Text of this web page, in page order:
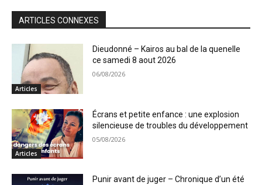
ARTICLES CONNEXES
Articles
Dieudonné – Kairos au bal de la quenelle
ce samedi 8 aout 2026
06/08/2026
Articles
Écrans et petite enfance : une explosion
silencieuse de troubles du développement
05/08/2026
Punir avant de juger – Chronique d’un été